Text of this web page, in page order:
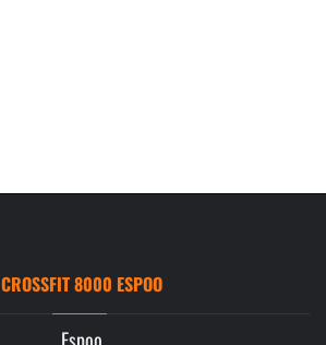
CROSSFIT 8000 ESPOO